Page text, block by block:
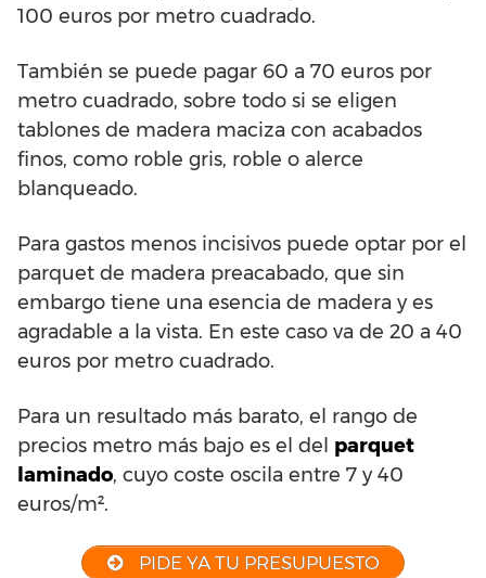
100 euros por metro cuadrado.
También se puede pagar 60 a 70 euros por
metro cuadrado, sobre todo si se eligen
tablones de madera maciza con acabados
finos, como roble gris, roble o alerce
blanqueado.
Para gastos menos incisivos puede optar por el
parquet de madera preacabado, que sin
embargo tiene una esencia de madera y es
agradable a la vista. En este caso va de 20 a 40
euros por metro cuadrado.
Para un resultado más barato, el rango de
precios metro más bajo es el del parquet
laminado, cuyo coste oscila entre 7 y 40
euros/m².
PIDE YA TU PRESUPUESTO